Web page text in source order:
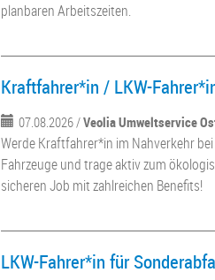
planbaren Arbeitszeiten.
Kraftfahrer*in / LKW-
07.08.2026 /Veolia Umweltservice
Werde Kraftfahrer*in im Nahverkehr
Fahrzeuge und trage aktiv zum
sicheren Job mit zahlreichen Benefits!
LKW-Fahrer*in für